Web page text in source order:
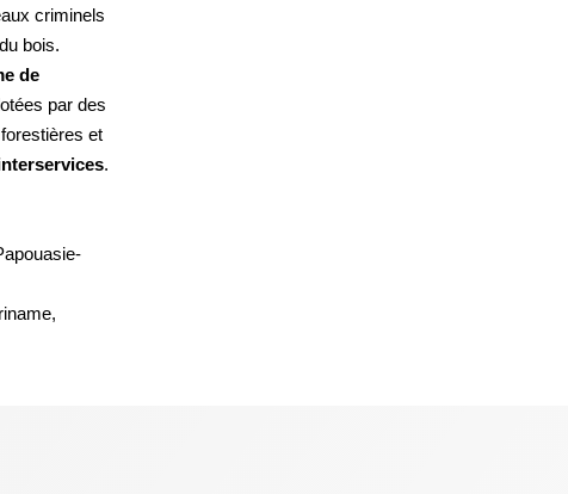
criminels
bois.
de
par des
et
.